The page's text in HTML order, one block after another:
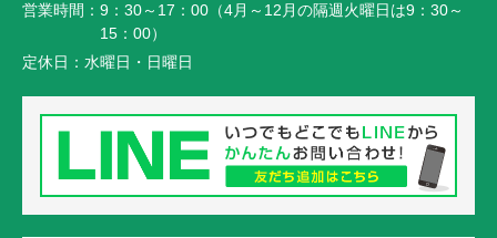
営業時間： 9：30～17：00（4月～12月の隔週火曜日は9：30～
15：00）
定休日： 水曜日・日曜日